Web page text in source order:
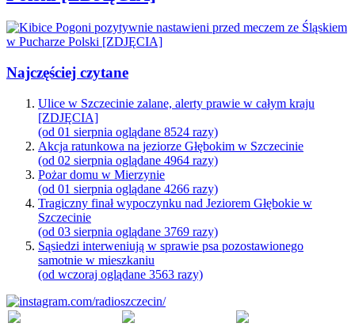
Najczęściej czytane
Ulice w Szczecinie zalane, alerty prawie w całym kraju
[ZDJĘCIA]
(od 01 sierpnia oglądane 8524 razy)
Akcja ratunkowa na jeziorze Głębokim w Szczecinie
(od 02 sierpnia oglądane 4964 razy)
Pożar domu w Mierzynie
(od 01 sierpnia oglądane 4266 razy)
Tragiczny finał wypoczynku nad Jeziorem Głębokie w
Szczecinie
(od 03 sierpnia oglądane 3769 razy)
Sąsiedzi interweniują w sprawie psa pozostawionego
samotnie w mieszkaniu
(od wczoraj oglądane 3563 razy)